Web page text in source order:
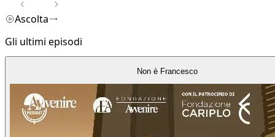
Ascolta
Gli ultimi episodi
Non è Francesco